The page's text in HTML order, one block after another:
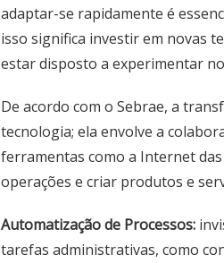
adaptar-se rapidamente é
isso significa investir em novas
estar disposto a experimentar
De acordo com o Sebrae, a
tecnologia; ela envolve a
ferramentas como a Internet
operações e criar produtos e
Automatização de Processos:
tarefas administrativas, como